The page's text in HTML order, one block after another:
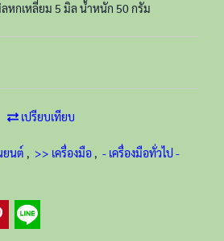
หกเหลี่ยม 5 มิล น้ำหนัก 50 กรัม
เปรียบเทียบ
ยนต์ , >> เครื่องมือ , - เครื่องมือทั่วไป -